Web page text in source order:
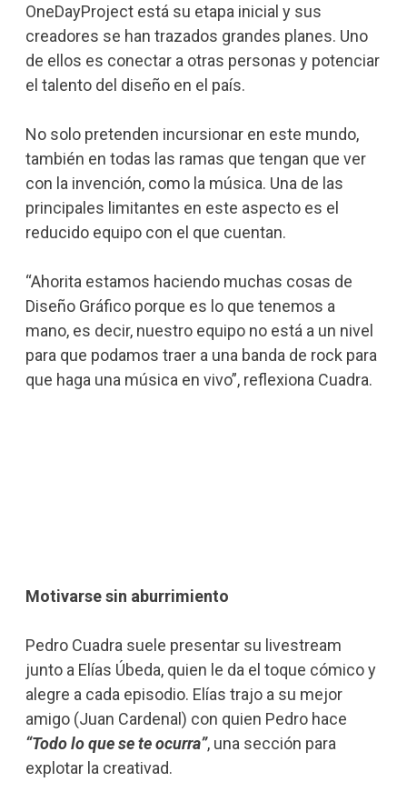
OneDayProject está su etapa inicial y sus
creadores se han trazados grandes planes. Uno
de ellos es conectar a otras personas y potenciar
el talento del diseño en el país.
No solo pretenden incursionar en este mundo,
también en todas las ramas que tengan que ver
con la invención, como la música. Una de las
principales limitantes en este aspecto es el
reducido equipo con el que cuentan.
“Ahorita estamos haciendo muchas cosas de
Diseño Gráfico porque es lo que tenemos a
mano, es decir, nuestro equipo no está a un nivel
para que podamos traer a una banda de rock para
que haga una música en vivo”, reflexiona Cuadra.
Motivarse sin aburrimiento
Pedro Cuadra suele presentar su livestream
junto a Elías Úbeda, quien le da el toque cómico y
alegre a cada episodio. Elías trajo a su mejor
amigo (Juan Cardenal) con quien Pedro hace
“Todo lo que se te ocurra”, una sección para
explotar la creativad.